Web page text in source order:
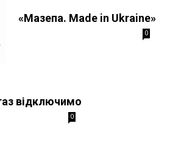
«Мазепа. Made in Ukraine»
0
відключимо
0